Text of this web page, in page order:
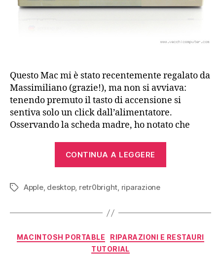
Questo Mac mi è stato recentemente regalato da
Massimiliano (grazie!), ma non si avviava:
tenendo premuto il tasto di accensione si
sentiva solo un click dall’alimentatore.
Osservando la scheda madre, ho notato che
CONTINUA A LEGGERE
Macintosh
Tag Apple, desktop, retr0bright, riparazione
Categorie
MACINTOSH PORTABLE
RIPARAZIONI E RESTAURI
TUTORIAL